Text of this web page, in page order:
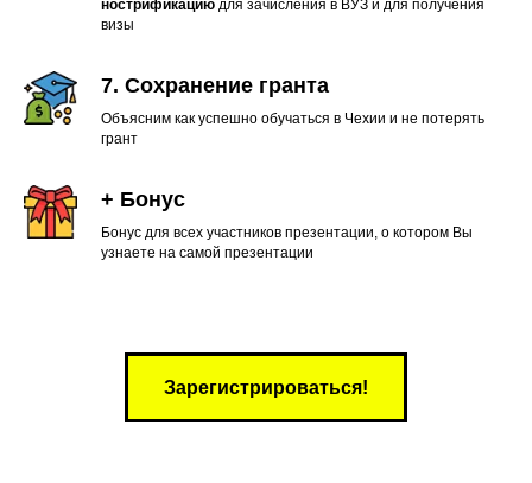
нострификацию для зачисления в ВУЗ и для получения
визы
7. Сохранение гранта
Объясним как успешно обучаться в Чехии и не потерять
грант
+ Бонус
Бонус для всех участников презентации, о котором Вы
узнаете на самой презентации
Зарегистрироваться!